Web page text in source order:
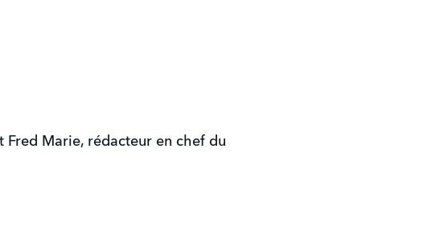
Fred Marie, rédacteur en chef du